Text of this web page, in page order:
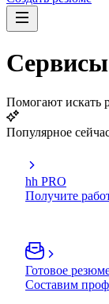
Сервисы
Помогают искать
Популярное
hh PRO
Получите
Готовое
Составим